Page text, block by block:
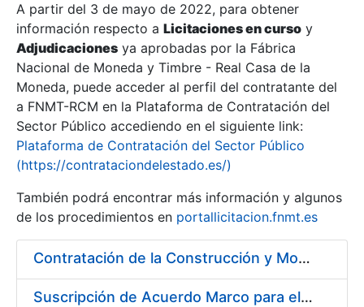
Erakutsi/Ezkutatu
Erakutsi/Ezkutatu
Erakutsi/Ezkutatu
Erakutsi/Ezkutatu
A partir del 3 de mayo de 2022, para obtener
información respecto a Licitaciones en curso y
Adjudicaciones ya aprobadas por la Fábrica
Nacional de Moneda y Timbre - Real Casa de la
Moneda, puede acceder al perfil del contratante del
a FNMT-RCM en la Plataforma de Contratación del
Sector Público accediendo en el siguiente link:
Plataforma de Contratación del Sector Público
(https://contrataciondelestado.es/)
También podrá encontrar más información y algunos
de los procedimientos en portallicitacion.fnmt.es
Contratación de la Construcción y Montaje de un Espacio Demo Interactivo (EDI) en una sala del Museo de la Fábrica Nacional de Moneda y Timbre-Real Casa de la Moneda en Madrid
Suscripción de Acuerdo Marco para el Servicio de Visitas a Oficinas de Registro FNMT-RCM